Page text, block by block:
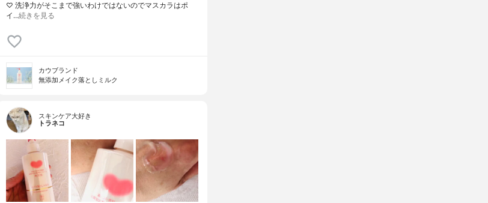
♡ 洗浄力がそこまで強いわけではないのでマスカラはポ
イ…続きを見る
カウブランド
無添加メイク落としミルク
スキンケア大好き
トラネコ